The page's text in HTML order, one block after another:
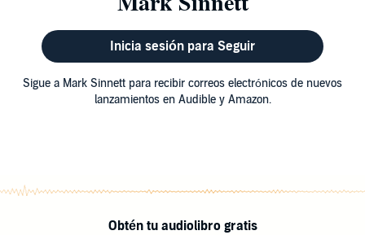
Inicia sesión para Seguir
Sigue a Mark Sinnett para recibir correos electrónicos de nuevos
lanzamientos en Audible y Amazon.
Obtén tu audiolibro gratis